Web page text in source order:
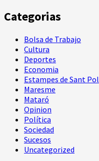
Categorias
Bolsa de Trabajo
Cultura
Deportes
Economia
Estampes de Sant Pol
Maresme
Mataró
Opinion
Política
Sociedad
Sucesos
Uncategorized